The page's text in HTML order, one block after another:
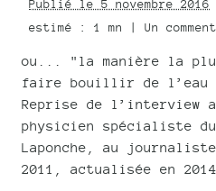
Publié le 5 novembre 2016
estimé : 1 mn | Un
ou... "la manière la
faire bouillir de
Reprise de l’interview
physicien spécialiste
Laponche, au journaliste
2011, actualisée en